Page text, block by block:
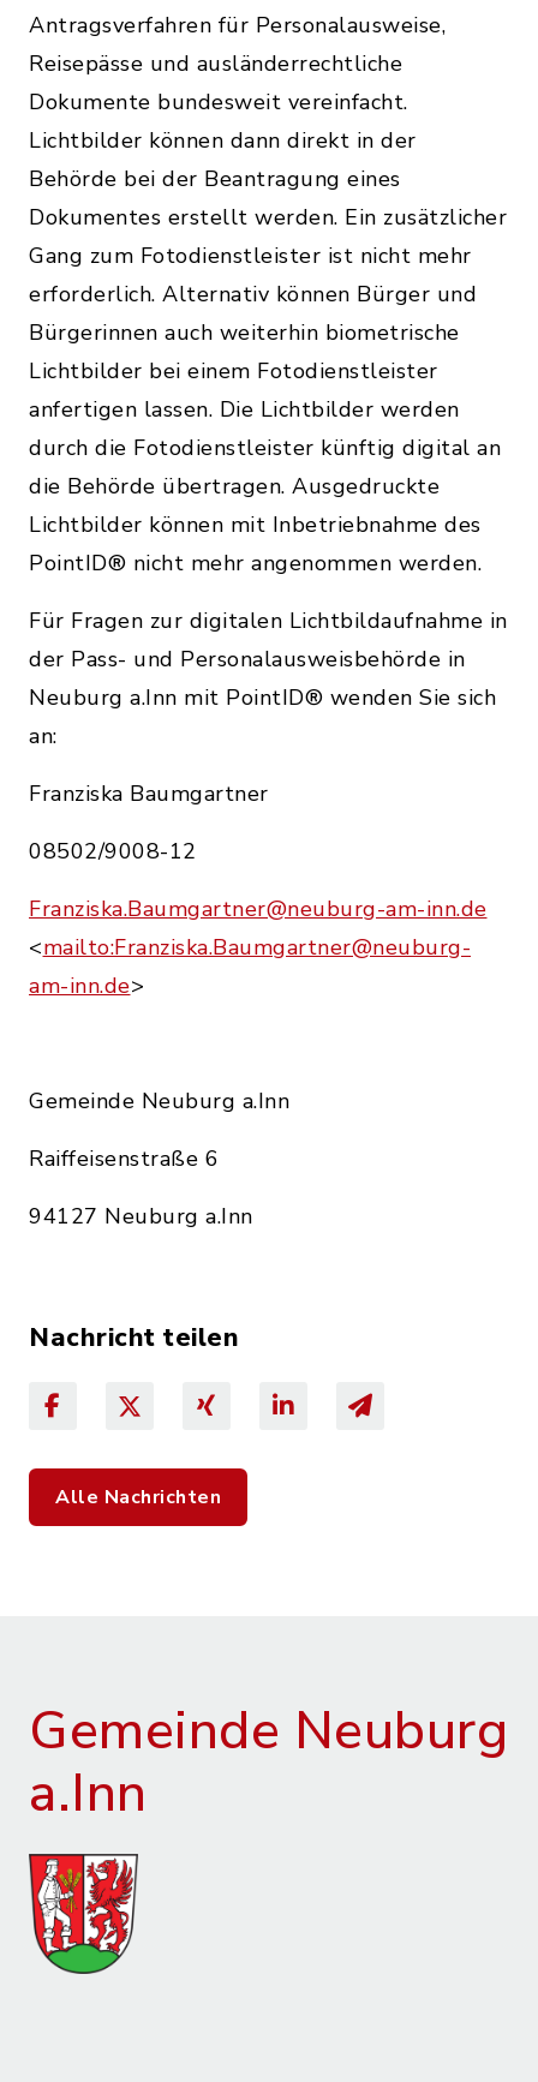
Antragsverfahren für Personalausweise,
Reisepässe und ausländerrechtliche
Dokumente bundesweit vereinfacht.
Lichtbilder können dann direkt in der
Behörde bei der Beantragung eines
Dokumentes erstellt werden. Ein zusätzlicher
Gang zum Fotodienstleister ist nicht mehr
erforderlich. Alternativ können Bürger und
Bürgerinnen auch weiterhin biometrische
Lichtbilder bei einem Fotodienstleister
anfertigen lassen. Die Lichtbilder werden
durch die Fotodienstleister künftig digital an
die Behörde übertragen. Ausgedruckte
Lichtbilder können mit Inbetriebnahme des
PointID® nicht mehr angenommen werden.
Für Fragen zur digitalen Lichtbildaufnahme in
der Pass- und Personalausweisbehörde in
Neuburg a.Inn mit PointID® wenden Sie sich
an:
Franziska Baumgartner
08502/9008-12
Franziska.Baumgartner@neuburg-am-inn.de
<mailto:Franziska.Baumgartner@neuburg-
am-inn.de>
Gemeinde Neuburg a.Inn
Raiffeisenstraße 6
94127 Neuburg a.Inn
Nachricht teilen
Alle Nachrichten
Gemeinde Neuburg
a.Inn